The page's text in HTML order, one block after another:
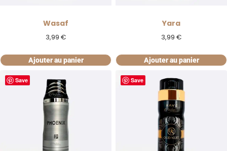
Wasaf
3,99 €
Ajouter au panier
Yara
3,99 €
Ajouter au panier
Save Save